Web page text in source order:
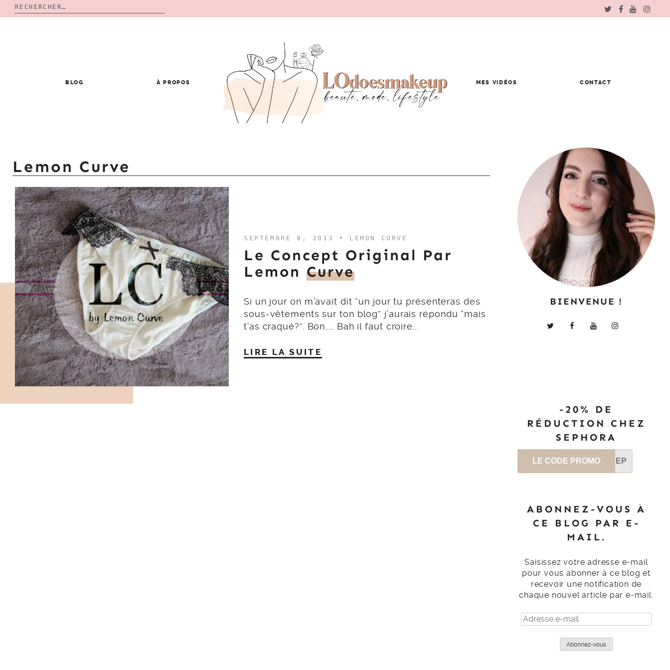
Rechercher :
BLOG À PROPOS MES VIDÉOS CONTACT
Lemon Curve
SEPTEMBRE 8, 2013 • LEMON CURVE
Le Concept Original Par
Lemon Curve
Si un jour on m’avait dit “un jour tu présenteras des
sous-vêtements sur ton blog” j’aurais répondu “mais
t’as craqué?”. Bon…… Bah il faut croire…
LIRE LA SUITE
BIENVENUE !
-20% DE
RÉDUCTION CHEZ
SEPHORA
LE CODE PROMO SEP
ABONNEZ-VOUS À
CE BLOG PAR E-
MAIL.
Saisissez votre adresse e-mail
pour vous abonner à ce blog et
recevoir une notification de
chaque nouvel article par e-mail.
Adresse
e-
Abonnez-vous